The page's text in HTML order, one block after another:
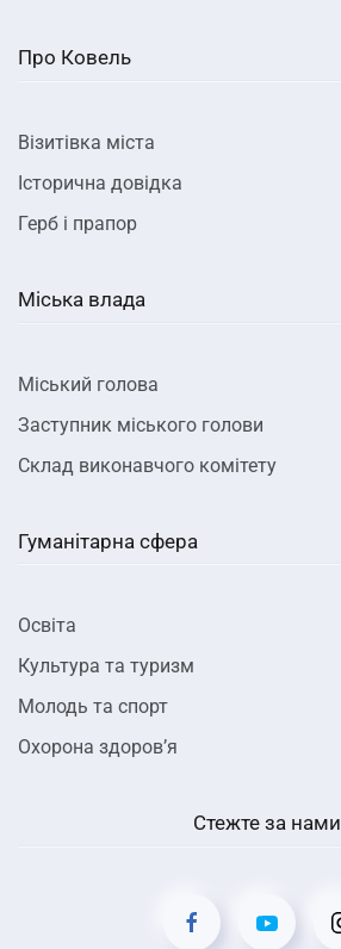
Про Ковель
Візитівка міста
Історична довідка
Герб і прапор
Міська влада
Міський голова
Заступник міського голови
Склад виконавчого комітету
Гуманітарна сфера
Освіта
Культура та туризм
Молодь та спорт
Охорона здоров’я
Стежте за нами